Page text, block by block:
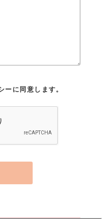
に同意します。